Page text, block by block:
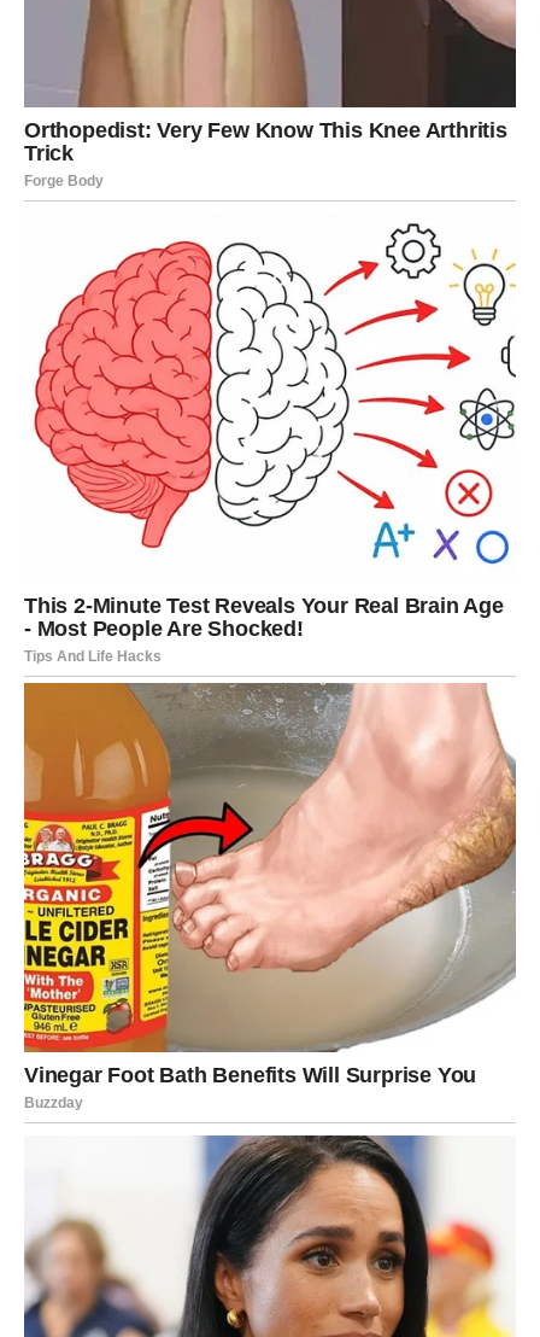
smiruje, a sumnje nestaju.
Ovo je period u kome Rak shvata da više ne mora da se
brani, da krije emocije ili da strahuje od napuštanja.
Život po sopstvenoj meri
Sreća za Raka dolazi i kroz važne životne odluke. Mnogi
Rakovi će u ovom periodu napraviti promene koje donose
dugoročnu stabilnost – emotivnu, porodičnu, ali i
unutrašnju.
Po prvi put posle dugo vremena, osećate da
život ima
smisao koji vas ne umara.